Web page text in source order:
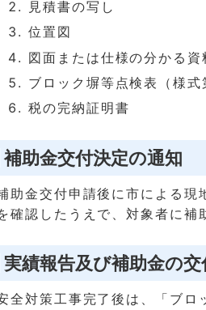
見積書の写し
位置図
図面または仕様の分かる資
ブロック塀等点検表（様式
税の完納証明書
補助金交付決定の通知
助金交付申請後に市による現
確認したうえで、対象者に補
実績報告及び補助金の交
全対策工事完了後は、「ブロ